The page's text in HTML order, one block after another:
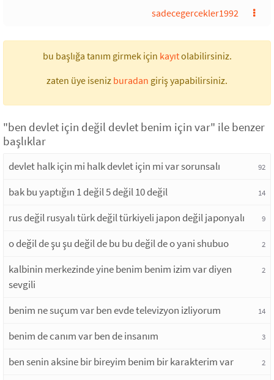
sadecegercekler1992
bu başlığa tanım girmek için kayıtolabilirsiniz.
zaten üye iseniz buradan giriş yapabilirsiniz.
"ben devlet için değil devlet benim için var" ile benzer
başlıklar
devlet halk için mi halk devlet için mi var sorunsalı 92
bak bu yaptığın 1 değil 5 değil 10 değil 14
rus değil rusyalı türk değil türkiyeli japon değil japonyalı 9
o değil de şu şu değil de bu bu değil de o yani shubuo 2
kalbinin merkezinde yine benim benim izim var diyen
sevgili
2
benim ne suçum var ben evde televizyon izliyorum 14
benim de canım var ben de insanım 3
ben senin aksine bir bireyim benim bir karakterim var 2